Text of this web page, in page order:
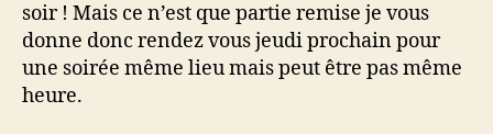
soir ! Mais ce n’est que partie remise je vous
donne donc rendez vous jeudi prochain pour
une soirée même lieu mais peut être pas même
heure.